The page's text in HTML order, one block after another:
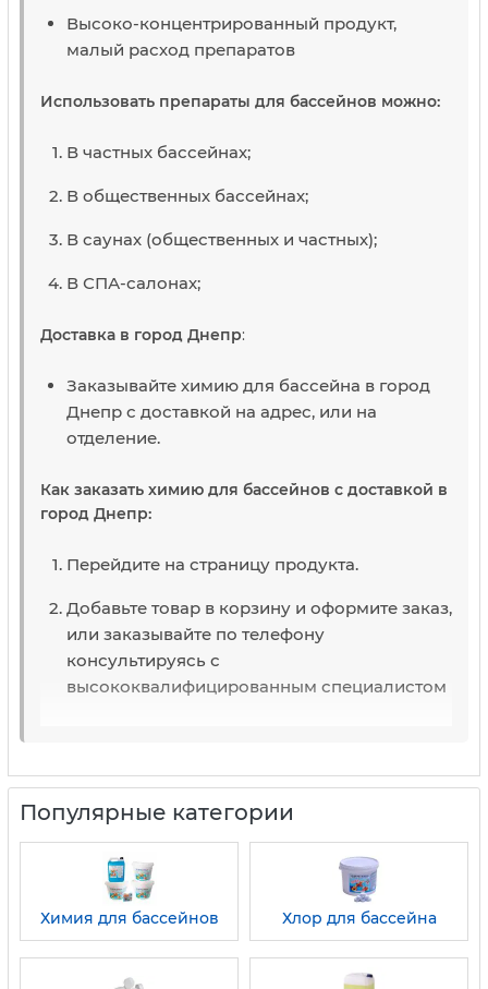
Высоко-концентрированный продукт,
малый расход препаратов
Использовать препараты для бассейнов можно:
В частных бассейнах;
В общественных бассейнах;
В саунах (общественных и частных);
В СПА-салонах;
Доставка в город Днепр:
Заказывайте химию для бассейна в город
Днепр с доставкой на адрес, или на
отделение.
Как заказать химию для бассейнов с доставкой в
город Днепр:
Перейдите на страницу продукта.
Добавьте товар в корзину и оформите заказ,
или заказывайте по телефону
консультируясь с
высококвалифицированным специалистом
Популярные категории
Химия для бассейнов Хлор для бассейна